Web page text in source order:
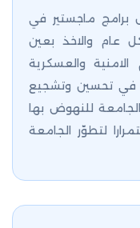
برامج ماجستير في
عام والاخذ بعين
الامنية والعسكرية
في تحسين وتشجيع
للنهوض بها
لتطوّر الجامعة